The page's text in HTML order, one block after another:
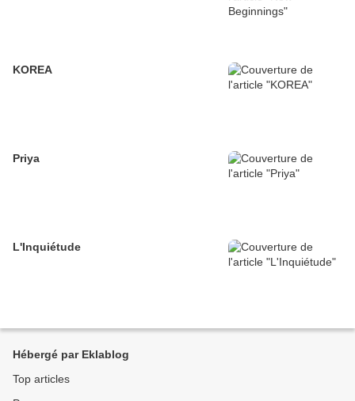
KOREA
Priya
L'Inquiétude
Hébergé par Eklablog
Top articles